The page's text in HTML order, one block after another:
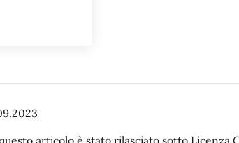
articolo è stato rilasciato sotto Licenza